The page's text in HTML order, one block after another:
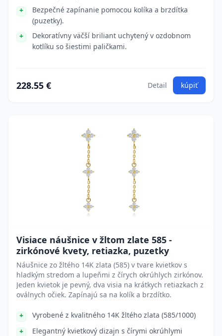
Bezpečné zapínanie pomocou kolíka a brzdítka
(puzetky).
Dekoratívny väčší briliant uchytený v ozdobnom
kotlíku so šiestimi paličkami.
228.55 € Detail kúpiť
Visiace náušnice v žltom zlate 585 -
zirkónové kvety, retiazka, puzetky
Náušnice zo žltého 14K zlata (585) v tvare kvietkov s
hladkým stredom a lupeňmi z čírych okrúhlych zirkónov.
Jeden kvietok je pevný, dva visia na krátkych retiazkach z
oválnych očiek. Zapínajú sa na kolík a brzdítko.
Vyrobené z kvalitného 14K žltého zlata (585/1000)
Elegantný kvietkový dizajn s čírymi okrúhlymi